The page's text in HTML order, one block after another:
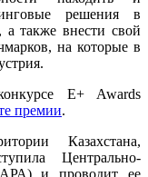
решения в
а также внести свой
на которые в
E+ Awards
премии.
Казахстана,
Центрально-
и проводит ее